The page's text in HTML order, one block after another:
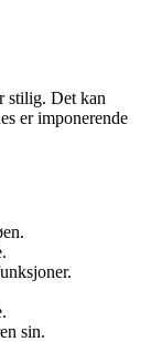
stilig. Det kan
er imponerende
sin.